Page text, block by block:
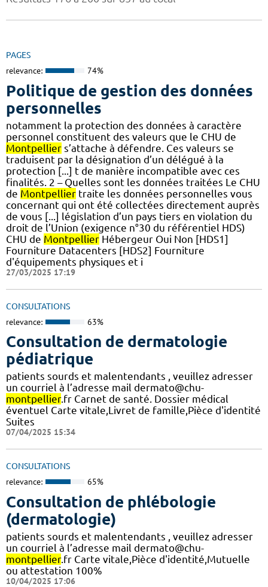
PAGES
relevance: 74%
Politique de gestion des données
personnelles
notamment la protection des données à caractère
personnel constituent des valeurs que le CHU de
Montpellier s’attache à défendre. Ces valeurs se
traduisent par la désignation d’un délégué à la
protection [...] t de manière incompatible avec ces
finalités. 2 – Quelles sont les données traitées Le CHU
de Montpellier traite les données personnelles vous
concernant qui ont été collectées directement auprès
de vous [...] législation d’un pays tiers en violation du
droit de l’Union (exigence n°30 du référentiel HDS)
CHU de Montpellier Hébergeur Oui Non [HDS1]
Fourniture Datacenters [HDS2] Fourniture
d'équipements physiques et i
27/03/2025 17:19
CONSULTATIONS
relevance: 63%
Consultation de dermatologie
pédiatrique
patients sourds et malentendants , veuillez adresser
un courriel à l’adresse mail dermato@chu-
montpellier.fr Carnet de santé. Dossier médical
éventuel Carte vitale,Livret de famille,Pièce d'identité
Suites
07/04/2025 15:34
CONSULTATIONS
relevance: 65%
Consultation de phlébologie
(dermatologie)
patients sourds et malentendants , veuillez adresser
un courriel à l’adresse mail dermato@chu-
montpellier.fr Carte vitale,Pièce d'identité,Mutuelle
ou attestation 100%
10/04/2025 17:06